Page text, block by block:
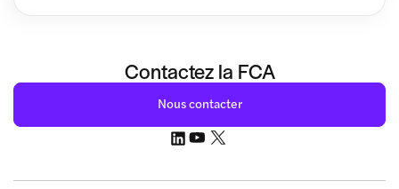
Contactez la FCA
Nous contacter